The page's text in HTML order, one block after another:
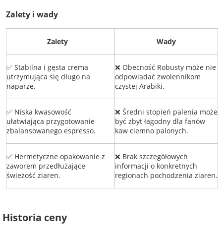
Zalety i wady
Zalety Wady
✅ Stabilna i gęsta crema
utrzymująca się długo na
naparze.
❌ Obecność Robusty może nie
odpowiadać zwolennikom
czystej Arabiki.
✅ Niska kwasowość
ułatwiająca przygotowanie
zbalansowanego espresso.
❌ Średni stopień palenia może
być zbyt łagodny dla fanów
kaw ciemno palonych.
✅ Hermetyczne opakowanie z
zaworem przedłużające
świeżość ziaren.
❌ Brak szczegółowych
informacji o konkretnych
regionach pochodzenia ziaren.
Historia ceny